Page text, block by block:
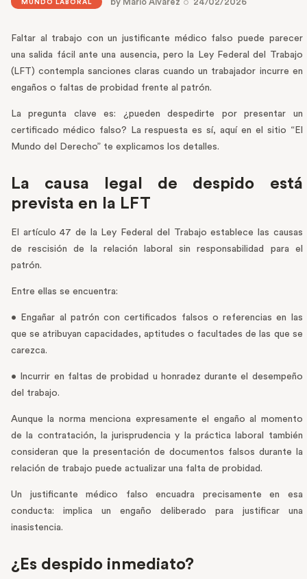
MUNDO LABORAL by Mario Álvarez 24/02/2026
Faltar al trabajo con un justificante médico falso puede parecer
una salida fácil ante una ausencia, pero la Ley Federal del Trabajo
(LFT) contempla sanciones claras cuando un trabajador incurre en
engaños o faltas de probidad frente al patrón.
La pregunta clave es: ¿pueden despedirte por presentar un
certificado médico falso? La respuesta es sí, aquí en el sitio “El
Mundo del Derecho” te explicamos los detalles.
La causa legal de despido está
prevista en la LFT
El artículo 47 de la Ley Federal del Trabajo establece las causas
de rescisión de la relación laboral sin responsabilidad para el
patrón.
Entre ellas se encuentra:
• Engañar al patrón con certificados falsos o referencias en las
que se atribuyan capacidades, aptitudes o facultades de las que se
carezca.
• Incurrir en faltas de probidad u honradez durante el desempeño
del trabajo.
Aunque la norma menciona expresamente el engaño al momento
de la contratación, la jurisprudencia y la práctica laboral también
consideran que la presentación de documentos falsos durante la
relación de trabajo puede actualizar una falta de probidad.
Un justificante médico falso encuadra precisamente en esa
conducta: implica un engaño deliberado para justificar una
inasistencia.
¿Es despido inmediato?